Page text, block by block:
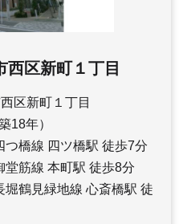
西区新町１丁目
区新町１丁目
18年）
つ橋線 四ツ橋駅 徒歩7分
堂筋線 本町駅 徒歩8分
堀鶴見緑地線 心斎橋駅 徒